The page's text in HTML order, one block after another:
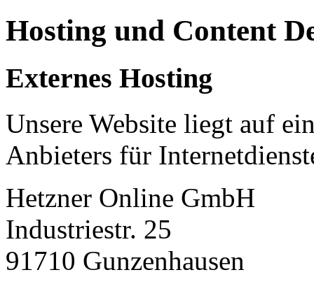
Hosting und Content
Externes Hosting
Unsere Website liegt auf
Anbieters für
Hetzner Online GmbH
Industriestr. 25
91710 Gunzenhausen